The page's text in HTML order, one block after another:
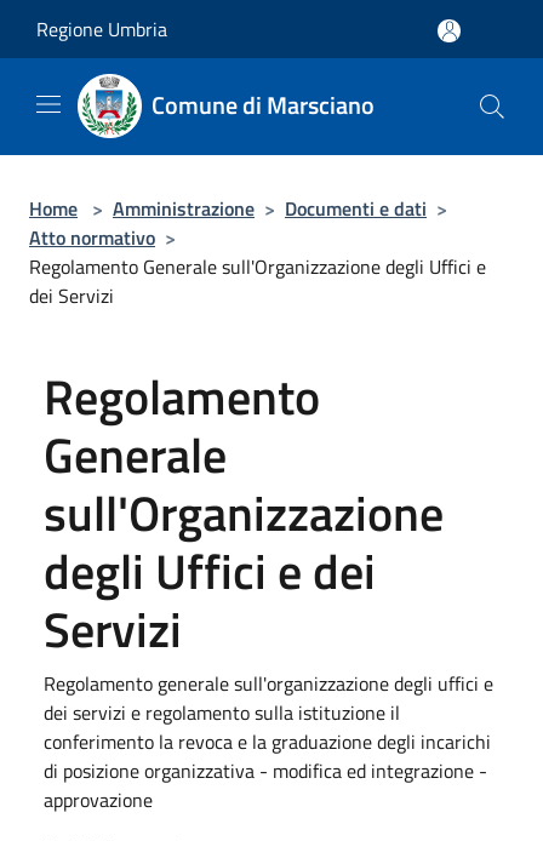
Regione Umbria
Comune di Marsciano
Home > Amministrazione > Documenti e dati >
Atto normativo >
Regolamento Generale sull'Organizzazione degli Uffici e
dei Servizi
Regolamento
Generale
sull'Organizzazione
degli Uffici e dei
Servizi
Regolamento generale sull'organizzazione degli uffici e
dei servizi e regolamento sulla istituzione il
conferimento la revoca e la graduazione degli incarichi
di posizione organizzativa - modifica ed integrazione -
approvazione